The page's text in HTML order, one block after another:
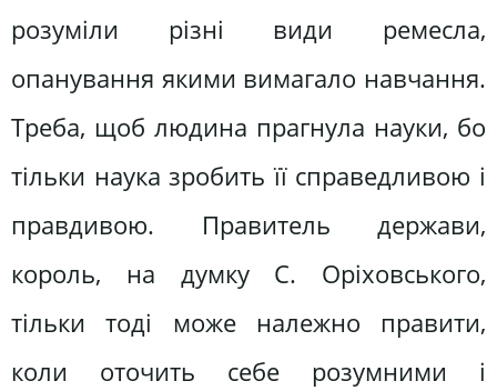
розуміли різні види ремесла,
опанування якими вимагало навчання.
Треба, щоб людина прагнула науки, бо
тільки наука зробить її справедливою і
правдивою. Правитель держави,
король, на думку С. Оріховського,
тільки тоді може належно правити,
коли оточить себе розумними і